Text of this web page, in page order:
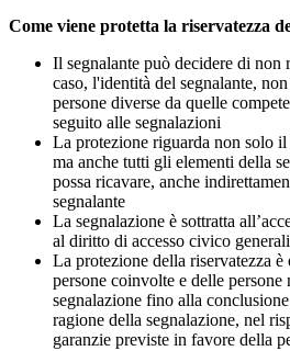
Come viene protetta la riservatezza
Il segnalante può decidere di non
caso, l'identità del segnalante,
persone diverse da quelle
seguito alle segnalazioni
La protezione riguarda non solo
ma anche tutti gli elementi della
possa ricavare, anche
segnalante
La segnalazione è sottratta
al diritto di accesso civico
La protezione della riservatezza è
persone coinvolte e delle persone
segnalazione fino alla
ragione della segnalazione, nel
garanzie previste in favore della